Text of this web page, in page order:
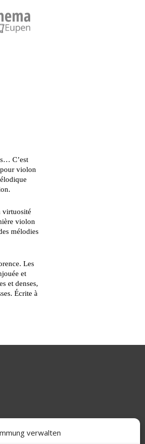
verwalten
C’est
violon
virtuosité
violon
mélodies
Les
et
et denses,
Écrite à